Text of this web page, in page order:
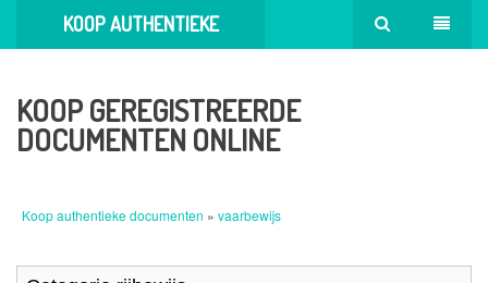
KOOP AUTHENTIEKE
KOOP GEREGISTREERDE
DOCUMENTEN ONLINE
Koop authentieke documenten » vaarbewijs